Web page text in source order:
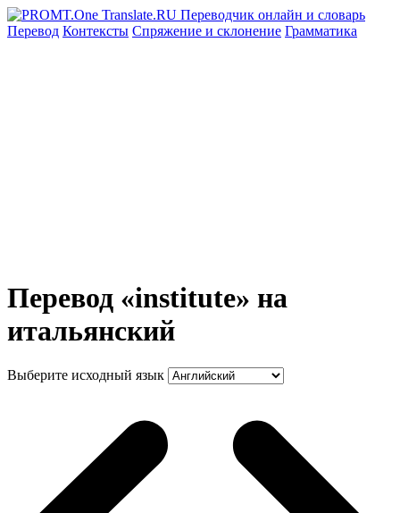
Перевод Контексты Спряжение и склонение Грамматика
Перевод «institute» на
итальянский
Выберите исходный язык